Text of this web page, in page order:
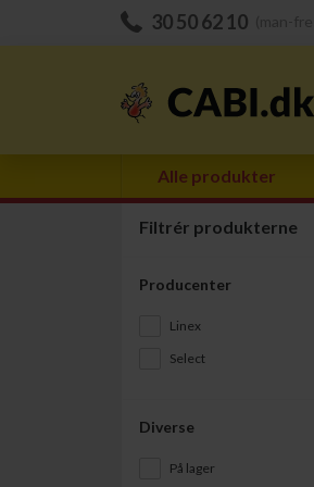
30 50 62 10
Alle produkter
Filtrér produkterne
Producenter
Linex
Select
Diverse
På lager